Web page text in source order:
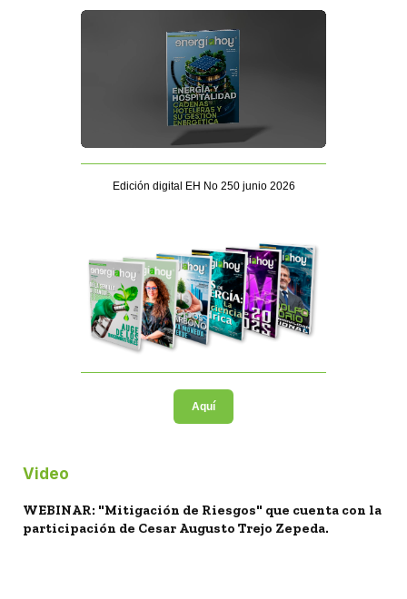
Edición digital EH No 250 junio 2026
Aquí
Video
WEBINAR: "Mitigación de Riesgos" que cuenta con la
participación de Cesar Augusto Trejo Zepeda.